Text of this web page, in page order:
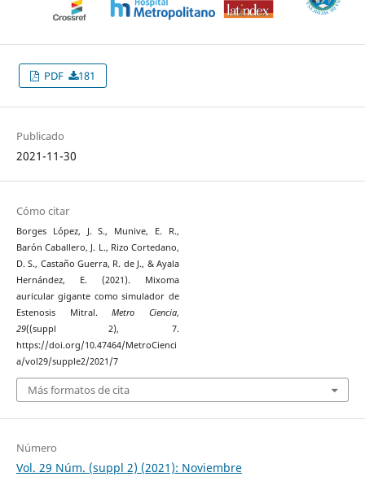
PDF 181
Publicado
2021-11-30
Cómo citar
Borges López, J. S., Munive, E. R.,
Barón Caballero, J. L., Rizo Cortedano,
D. S., Castaño Guerra, R. de J., & Ayala
Hernández, E. (2021). Mixoma
auricular gigante como simulador de
Estenosis Mitral.Metro Ciencia,
29((suppl 2), 7.
https://doi.org/10.47464/MetroCienci
a/vol29/supple2/2021/7
Más formatos de cita
Número
Vol. 29 Núm. (suppl 2) (2021): Noviembre